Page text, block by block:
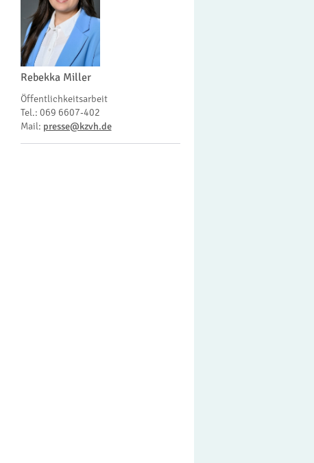
Rebekka Miller
Öffentlichkeitsarbeit
Tel.: 069 6607-402
Mail: presse@kzvh.de